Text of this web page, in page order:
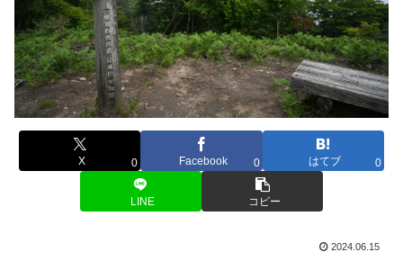
X 0 Facebook 0 はてブ 0
LINE コピー
2024.06.15